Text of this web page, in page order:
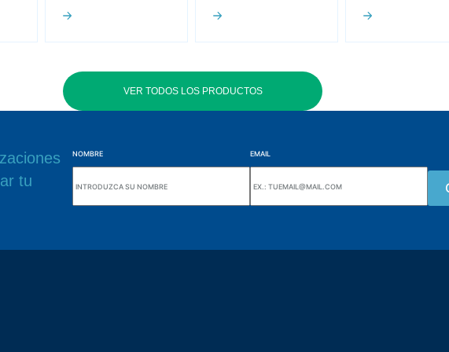
VER TODOS LOS PRODUCTOS
tu
NOMBRE EMAIL
Nuestra sede Wiki Alutal